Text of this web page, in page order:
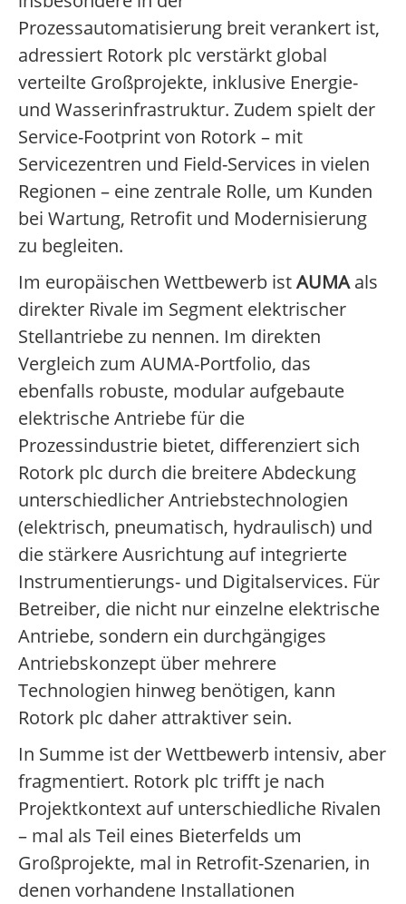
Prozessautomatisierung breit verankert ist,
adressiert Rotork plc verstärkt global
verteilte Großprojekte, inklusive Energie-
und Wasserinfrastruktur. Zudem spielt der
Service-Footprint von Rotork – mit
Servicezentren und Field-Services in vielen
Regionen – eine zentrale Rolle, um Kunden
bei Wartung, Retrofit und Modernisierung
zu begleiten.
Im europäischen Wettbewerb istAUMAals
direkter Rivale im Segment elektrischer
Stellantriebe zu nennen. Im direkten
Vergleich zum AUMA-Portfolio, das
ebenfalls robuste, modular aufgebaute
elektrische Antriebe für die
Prozessindustrie bietet, differenziert sich
Rotork plc durch die breitere Abdeckung
unterschiedlicher Antriebstechnologien
(elektrisch, pneumatisch, hydraulisch) und
die stärkere Ausrichtung auf integrierte
Instrumentierungs- und Digitalservices. Für
Betreiber, die nicht nur einzelne elektrische
Antriebe, sondern ein durchgängiges
Antriebskonzept über mehrere
Technologien hinweg benötigen, kann
Rotork plc daher attraktiver sein.
In Summe ist der Wettbewerb intensiv, aber
fragmentiert. Rotork plc trifft je nach
Projektkontext auf unterschiedliche Rivalen
– mal als Teil eines Bieterfelds um
Großprojekte, mal in Retrofit-Szenarien, in
denen vorhandene Installationen